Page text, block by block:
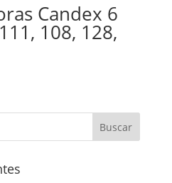
Candex 6
108, 128,